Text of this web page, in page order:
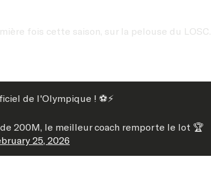
fois cette saison, sur la pelouse du LOSC.
de l'Olympique ! ⚽️⚡️
200M, le meilleur coach remporte le lot 🏆
25, 2026